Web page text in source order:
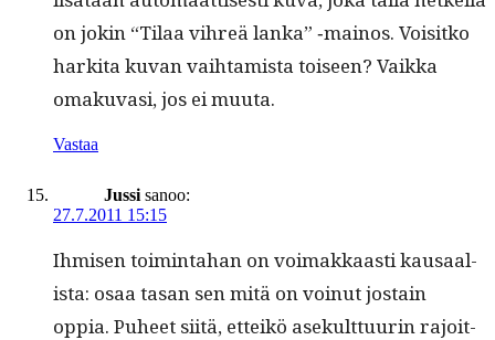
on jokin “Tilaa vihreä lan­ka” ‑main­os. Voisitko
harki­ta kuvan vai­h­tamista toiseen? Vaik­ka
omaku­vasi, jos ei muuta.
Vastaa
Jussi sanoo:
27.7.2011 15:15
Ihmisen toim­inta­han on voimakkaasti kausaal­
ista: osaa tasan sen mitä on voin­ut jostain
oppia. Puheet siitä, etteikö asekult­tuurin rajoit­